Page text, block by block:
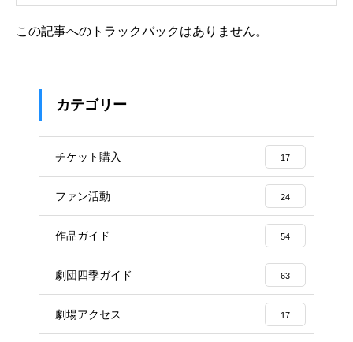
この記事へのトラックバックはありません。
カテゴリー
チケット購入 17
ファン活動 24
作品ガイド 54
劇団四季ガイド 63
劇場アクセス 17